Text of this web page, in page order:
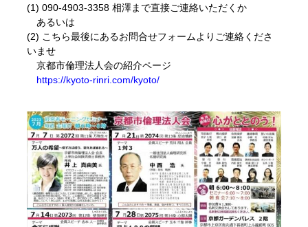
(1) 090-4903-3358 相澤まで直接ご連絡いただくか
あるいは
(2) こちら最後にあるお問合せフォームよりご連絡くださ
いませ
京都市倫理法人会の紹介ページ
https://kyoto-rinri.com/kyoto/